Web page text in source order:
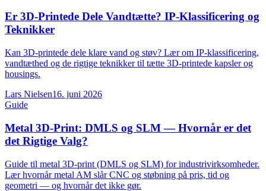
Er 3D-Printede Dele Vandtætte? IP-Klassificering og
Teknikker
Kan 3D-printede dele klare vand og støv? Lær om IP-klassificering,
vandtæthed og de rigtige teknikker til tætte 3D-printede kapsler og
housings.
Lars Nielsen16. juni 2026
Guide
Metal 3D-Print: DMLS og SLM — Hvornår er det
det Rigtige Valg?
Guide til metal 3D-print (DMLS og SLM) for industrivirksomheder.
Lær hvornår metal AM slår CNC og støbning på pris, tid og
geometri — og hvornår det ikke gør.